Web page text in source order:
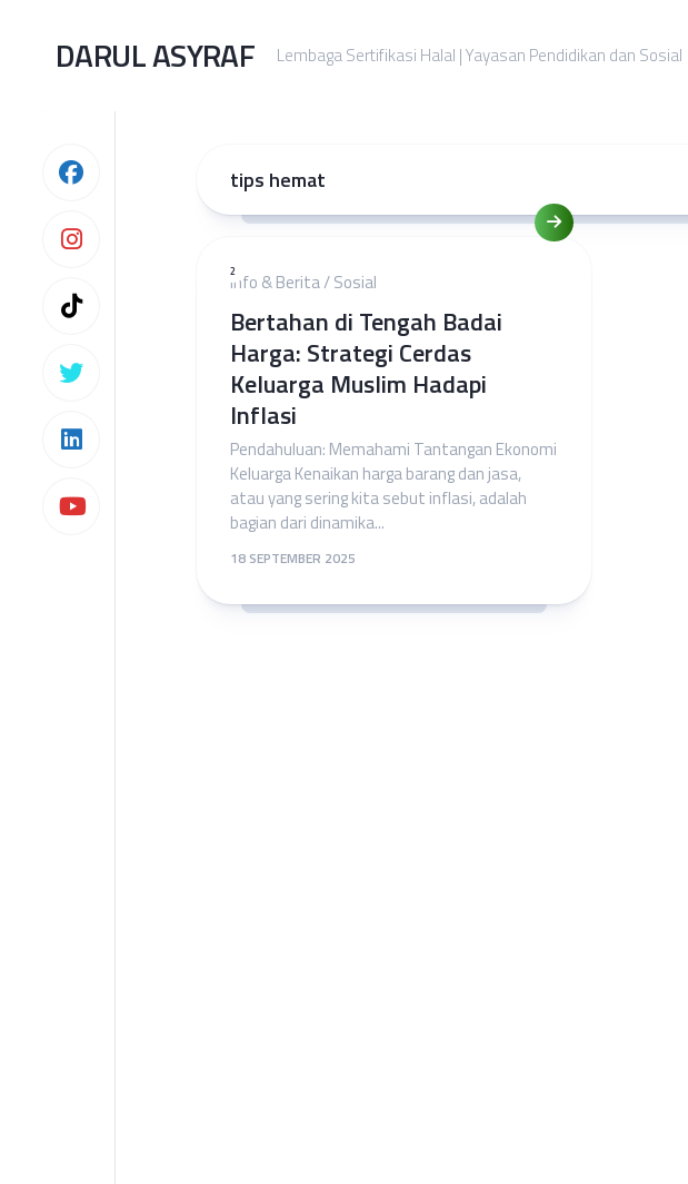
DARUL ASYRAF Lembaga Sertifikasi Halal | Yayasan Pendidikan dan Sosial
tips hemat
2Info & Berita/Sosial
Bertahan di Tengah Badai
Harga: Strategi Cerdas
Keluarga Muslim Hadapi
Inflasi
Pendahuluan: Memahami Tantangan Ekonomi
Keluarga Kenaikan harga barang dan jasa,
atau yang sering kita sebut inflasi, adalah
bagian dari dinamika...
18 SEPTEMBER 2025